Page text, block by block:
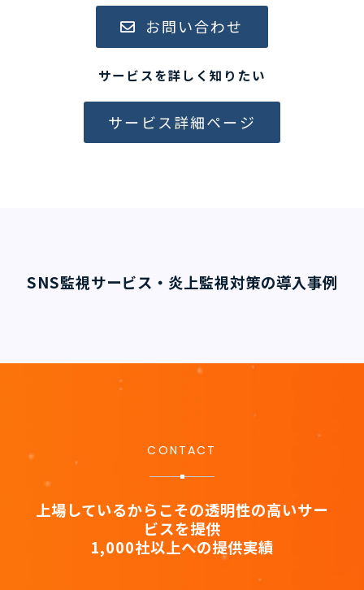
お問い合わせ
サービスを詳しく知りたい
サービス詳細ページ
SNS監視サービス・炎上監視対策の導入事例
CONTACT
上場しているからこその透明性の高いサー
ビスを提供
1,000社以上への提供実績